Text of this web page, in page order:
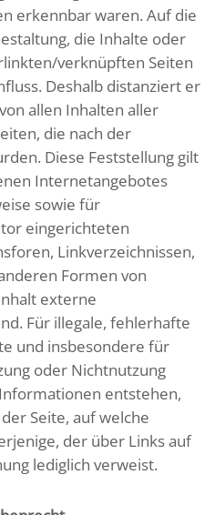
erkennbar waren. Auf die
die Inhalte oder
verknüpften Seiten
Deshalb distanziert er
allen Inhalten aller
die nach der
Diese Feststellung gilt
Internetangebotes
sowie für
eingerichteten
Linkverzeichnissen,
Formen von
externe
Für illegale, fehlerhafte
und insbesondere für
oder Nichtnutzung
entstehen,
Seite, auf welche
der über Links auf
lediglich verweist.